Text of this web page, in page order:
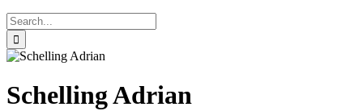
Search
for:
Schelling Adrian